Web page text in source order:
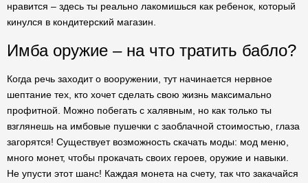
нравится – здесь ты реально лакомишься как ребенок, который
кинулся в кондитерский магазин.
Имба оружие – на что тратить бабло?
Когда речь заходит о вооружении, тут начинается нервное
шептание тех, кто хочет сделать свою жизнь максимально
профитной. Можно побегать с халявным, но как только ты
взглянешь на имбовые пушечки с заоблачной стоимостью, глаза
загорятся! Существует возможность скачать моды: мод меню,
много монет, чтобы прокачать своих героев, оружие и навыки.
Не упусти этот шанс! Каждая монета на счету, так что закачайся